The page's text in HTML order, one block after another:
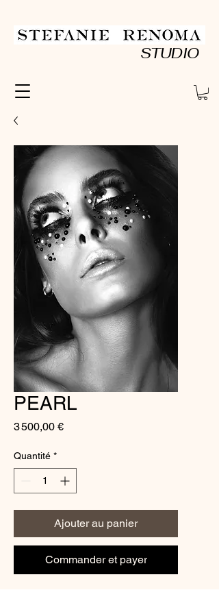
STUDIO
PEARL
3 500,00 €Prix
Quantité *
Ajouter au panier
Commander et payer